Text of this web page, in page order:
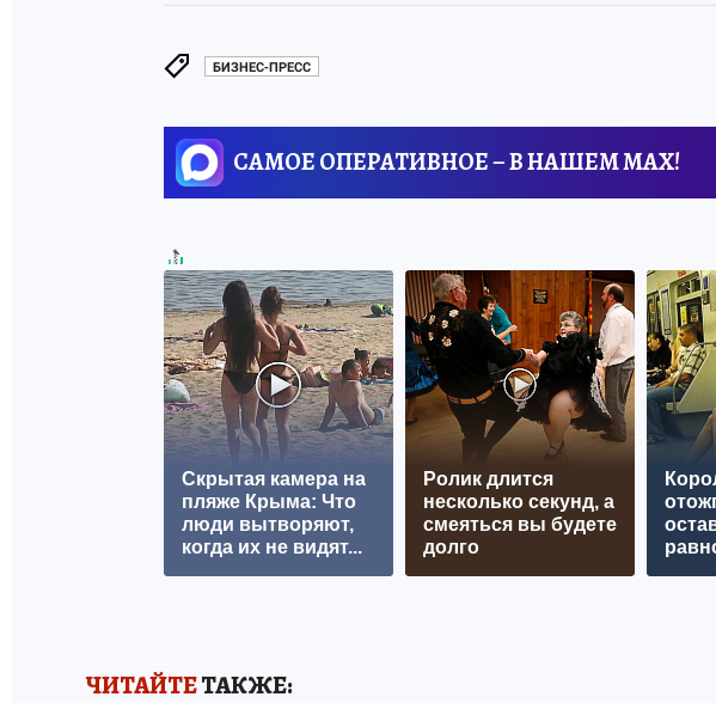
БИЗНЕС-ПРЕСС
САМОЕ ОПЕРАТИВНОЕ – В НАШЕМ MAX!
Скрытая камера на
пляже Крыма: Что
люди вытворяют,
когда их не видят...
Ролик длится
несколько секунд, а
смеяться вы будете
долго
ЧИТАЙТЕТАКЖЕ: